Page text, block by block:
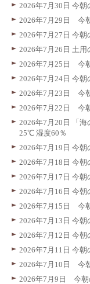
2026年7月30日 今
2026年7月29日
2026年7月27日 今
2026年7月26日 土
2026年7月25日
2026年7月24日 今
2026年7月23日
2026年7月22日
2026年7月20日 「
25℃ 湿度60％
2026年7月19日 今
2026年7月18日 今
2026年7月17日 今
2026年7月16日 今
2026年7月15日
2026年7月13日 今
2026年7月12日 今
2026年7月11日 今
2026年7月10日
2026年7月9日 今